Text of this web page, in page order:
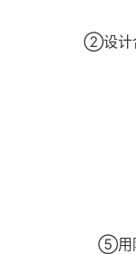
②设计合理
⑤用防潮